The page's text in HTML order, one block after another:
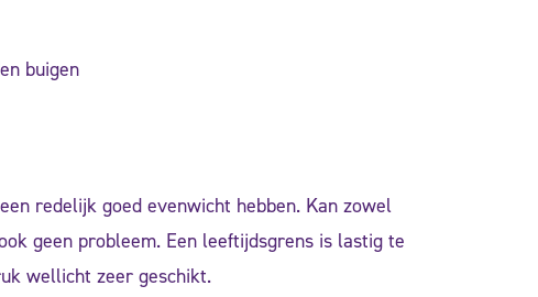
buigen
redelijk goed evenwicht hebben. Kan zowel
geen probleem. Een leeftijdsgrens is lastig te
wellicht zeer geschikt.